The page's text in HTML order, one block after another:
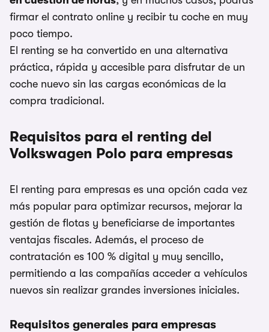
firmar el contrato online y recibir tu coche en muy
poco tiempo.
El renting se ha convertido en una alternativa
práctica, rápida y accesible para disfrutar de un
coche nuevo sin las cargas económicas de la
compra tradicional.
Requisitos para el renting del
Volkswagen Polo para empresas
El renting para empresas es una opción cada vez
más popular para optimizar recursos, mejorar la
gestión de flotas y beneficiarse de importantes
ventajas fiscales. Además, el proceso de
contratación es 100 % digital y muy sencillo,
permitiendo a las compañías acceder a vehículos
nuevos sin realizar grandes inversiones iniciales.
Requisitos generales para empresas